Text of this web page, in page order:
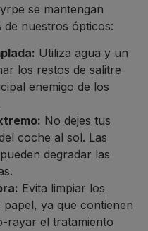
se mantengan
de nuestros ópticos:
Utiliza agua y un
los restos de salitre
enemigo de los
No dejes tus
coche al sol. Las
degradar las
Evita limpiar los
ya que contienen
rayar el tratamiento